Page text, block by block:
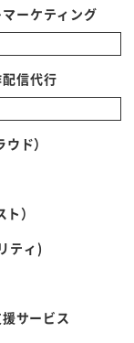
ーケティング
信代行
ド）
）
ティ)
サービス